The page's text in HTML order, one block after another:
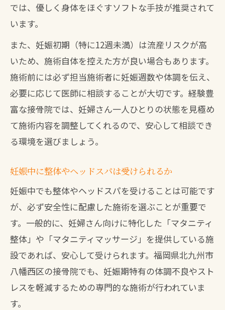
では、優しく身体をほぐすソフトな手技が推奨されて
います。
また、妊娠初期（特に12週未満）は流産リスクが高
いため、施術自体を控えた方が良い場合もあります。
施術前には必ず担当施術者に妊娠週数や体調を伝え、
必要に応じて医師に相談することが大切です。経験豊
富な接骨院では、妊婦さん一人ひとりの状態を見極め
て施術内容を調整してくれるので、安心して相談でき
る環境を選びましょう。
妊娠中に整体やヘッドスパは受けられるか
妊娠中でも整体やヘッドスパを受けることは可能です
が、必ず安全性に配慮した施術を選ぶことが重要で
す。一般的に、妊婦さん向けに特化した「マタニティ
整体」や「マタニティマッサージ」を提供している施
設であれば、安心して受けられます。福岡県北九州市
八幡西区の接骨院でも、妊娠期特有の体調不良やスト
レスを軽減するための専門的な施術が行われていま
す。